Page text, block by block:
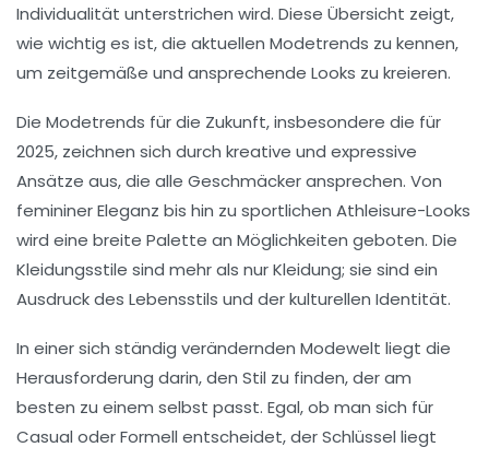
Individualität unterstrichen wird. Diese Übersicht zeigt,
wie wichtig es ist, die aktuellen Modetrends zu kennen,
um zeitgemäße und ansprechende Looks zu kreieren.
Die Modetrends für die Zukunft, insbesondere die für
2025, zeichnen sich durch kreative und expressive
Ansätze aus, die alle Geschmäcker ansprechen. Von
femininer Eleganz bis hin zu sportlichen Athleisure-Looks
wird eine breite Palette an Möglichkeiten geboten. Die
Kleidungsstile sind mehr als nur Kleidung; sie sind ein
Ausdruck des Lebensstils und der kulturellen Identität.
In einer sich ständig verändernden Modewelt liegt die
Herausforderung darin, den Stil zu finden, der am
besten zu einem selbst passt. Egal, ob man sich für
Casual oderFormell entscheidet, der Schlüssel liegt